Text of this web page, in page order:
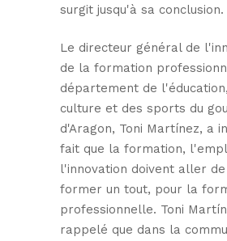
surgit jusqu'à sa conclusion.
Le directeur général de
de la formation
département de
culture et des sports du
d'Aragon, Toni Martínez, a
fait que la formation,
l'innovation doivent aller
former un tout, pour la
professionnelle. Toni
rappelé que dans la